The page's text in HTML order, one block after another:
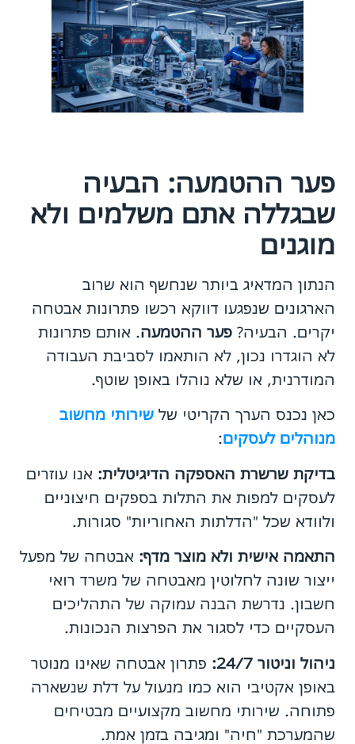
פער ההטמעה: הבעיה
שבגללה אתם משלמים ולא
מוגנים
הנתון המדאיג ביותר שנחשף הוא שרוב
הארגונים שנפגעו דווקא רכשו פתרונות אבטחה
יקרים. הבעיה? פער ההטמעה. אותם פתרונות
לא הוגדרו נכון, לא הותאמו לסביבת העבודה
המודרנית, או שלא נוהלו באופן שוטף.
כאן נכנס הערך הקריטי של שירותי מחשוב
מנוהלים לעסקים:
בדיקת שרשרת האספקה הדיגיטלית: אנו עוזרים
לעסקים למפות את התלות בספקים חיצוניים
ולוודא שכל "הדלתות האחוריות" סגורות.
התאמה אישית ולא מוצר מדף: אבטחה של מפעל
ייצור שונה לחלוטין מאבטחה של משרד רואי
חשבון. נדרשת הבנה עמוקה של התהליכים
העסקיים כדי לסגור את הפרצות הנכונות.
ניהול וניטור 24/7:
פתרון אבטחה שאינו מנוטר
באופן אקטיבי הוא כמו מנעול על דלת שנשארה
פתוחה. שירותי מחשוב מקצועיים מבטיחים
שהמערכת "חיה" ומגיבה בזמן אמת.